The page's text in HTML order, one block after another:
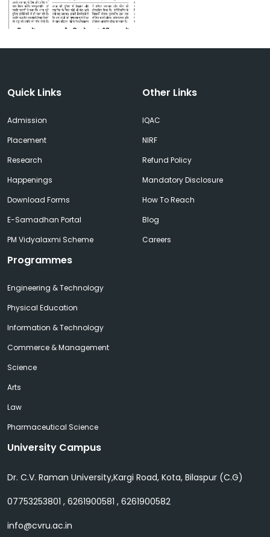
Quick Links
Admission
Placement
Research
Happenings
Download Forms
E-Samadhan Portal
PM Vidyalaxmi Scheme
Other Links
IQAC
NIRF
Refund Policy
Mandatory Disclosure
How To Reach
Blog
Careers
Programmes
Engineering & Technology
Physical Education
Information & Technology
Commerce & Management
Science
Arts
Law
Pharmaceutical Science
University Campus
Dr. C.V. Raman University,Kargi Road, Kota, Bilaspur (C.G)
07753253801 , 6261900581 , 6261900582
info@cvru.ac.in